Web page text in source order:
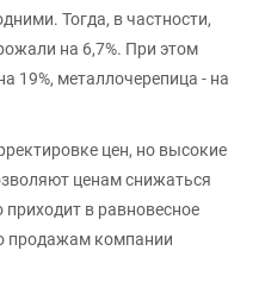
Тогда, в частности,
на 6,7%. При этом
19%, металлочерепица - на
цен, но высокие
ценам снижаться
приходит в равновесное
продажам компании